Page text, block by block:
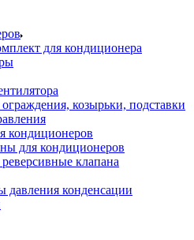
для кондиционера
козырьки, подставки
кондиционеров
для кондиционеров
клапана
давления конденсации